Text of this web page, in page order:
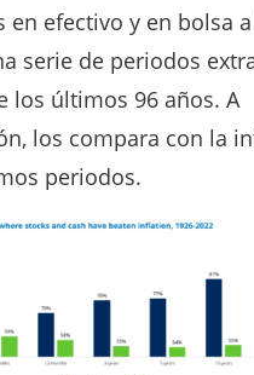
en efectivo y en bolsa
serie de periodos
los últimos 96 años. A
los compara con la
periodos.